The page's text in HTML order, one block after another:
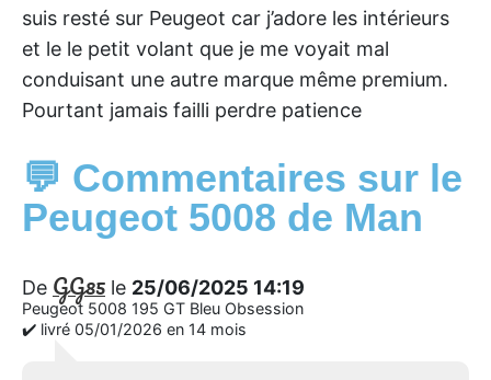
suis resté sur Peugeot car j’adore les intérieurs
et le le petit volant que je me voyait mal
conduisant une autre marque même premium.
Pourtant jamais failli perdre patience
💬 Commentaires sur le
Peugeot 5008 de Man
De GG85 le 25/06/2025 14:19
Peugeot 5008 195 GT Bleu Obsession
✔️ livré 05/01/2026 en 14 mois